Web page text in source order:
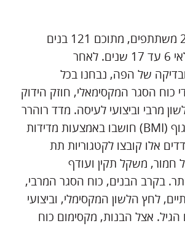
המחקר כלל 241 משתתפים, מתוכם 121 בנים
ו-120 בנות בגילאי 6 עד 17 שנים. לאחר
של הפה, נבחנו בכל
הסגר המקסימאלי, חוזק הידוק
מרבי וביצועי לעיסה. מדד רוהרר
ואינדקס מסת הגוף (BMI) חושבו באמצעות מדידות
אלו קובצו לקטגוריות תת
משקל תקין ועודף
בקרב הבנים, כוח הסגר המרבי,
לחץ הלשון המקסימלי, וביצועי
אצל הבנות, מקסימום כוח